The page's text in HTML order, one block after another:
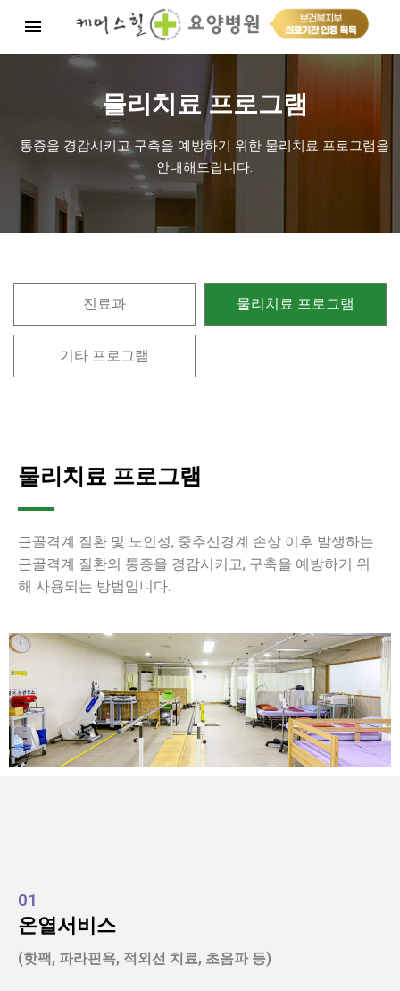
menu
츠
건
뛰
물리치료 프로그램
통증을 경감시키고 구축을 예방하기 위한 물리치료 프로그램을
안내해드립니다.
진료과 물리치료 프로그램
기타 프로그램
물리치료 프로그램
근골격계 질환 및 노인성, 중추신경계 손상 이후 발생하는
근골격계 질환의 통증을 경감시키고, 구축을 예방하기 위
해 사용되는 방법입니다.
01
온열서비스
(핫팩, 파라핀욕, 적외선 치료, 초음파 등)